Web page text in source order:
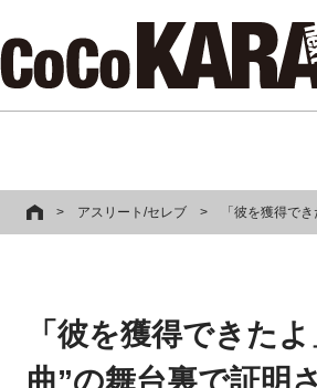
> アスリート/セレブ > 「彼を獲得で
「彼を獲得できた
曲”の舞台裏で証明